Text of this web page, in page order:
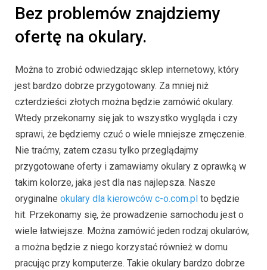
Bez problemów znajdziemy
ofertę na okulary.
Można to zrobić odwiedzając sklep internetowy, który
jest bardzo dobrze przygotowany. Za mniej niż
czterdzieści złotych można będzie zamówić okulary.
Wtedy przekonamy się jak to wszystko wygląda i czy
sprawi, że będziemy czuć o wiele mniejsze zmęczenie.
Nie traćmy, zatem czasu tylko przeglądajmy
przygotowane oferty i zamawiamy okulary z oprawką w
takim kolorze, jaka jest dla nas najlepsza. Nasze
oryginalne okulary dla kierowców c-o.com.pl to będzie
hit. Przekonamy się, że prowadzenie samochodu jest o
wiele łatwiejsze. Można zamówić jeden rodzaj okularów,
a można będzie z niego korzystać również w domu
pracując przy komputerze. Takie okulary bardzo dobrze